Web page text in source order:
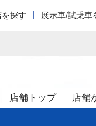
を探す 展示車/試乗車
店舗トップ 店舗